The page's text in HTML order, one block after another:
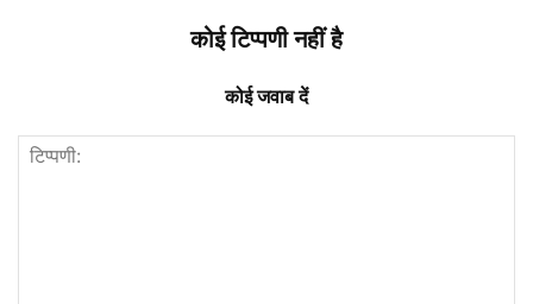
कोई टिप्पणी नहीं है
कोई जवाब दें